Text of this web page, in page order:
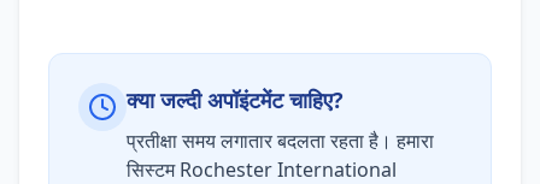
क्या जल्दी अपॉइंटमेंट चाहिए?
प्रतीक्षा समय लगातार बदलता रहता है। हमारा
सिस्टम Rochester International